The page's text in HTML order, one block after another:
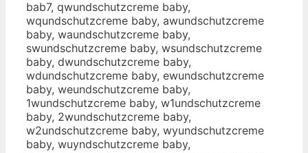
bab7, qwundschutzcreme baby,
wqundschutzcreme baby, awundschutzcreme
baby, waundschutzcreme baby,
swundschutzcreme baby, wsundschutzcreme
baby, dwundschutzcreme baby,
wdundschutzcreme baby, ewundschutzcreme
baby, weundschutzcreme baby,
1wundschutzcreme baby, w1undschutzcreme
baby, 2wundschutzcreme baby,
w2undschutzcreme baby, wyundschutzcreme
baby, wuyndschutzcreme baby,